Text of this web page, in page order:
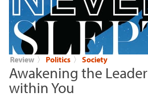
Review 〉 Politics 〉 Society
Awakening the Leader
within You